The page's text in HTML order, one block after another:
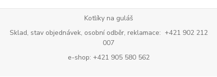
Kotlíky na guláš
Sklad, stav objednávek, osobní odběr, reklamace: +421 902 212
007
e-shop: +421 905 580 562